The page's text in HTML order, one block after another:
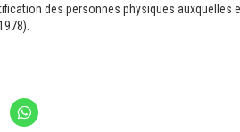
des personnes physiques auxquelles